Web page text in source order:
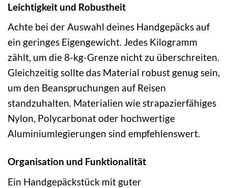
Leichtigkeit und Robustheit
Achte bei der Auswahl deines Handgepäcks auf
ein geringes Eigengewicht. Jedes Kilogramm
zählt, um die 8-kg-Grenze nicht zu überschreiten.
Gleichzeitig sollte das Material robust genug sein,
um den Beanspruchungen auf Reisen
standzuhalten. Materialien wie strapazierfähiges
Nylon, Polycarbonat oder hochwertige
Aluminiumlegierungen sind empfehlenswert.
Organisation und Funktionalität
Ein Handgepäckstück mit guter